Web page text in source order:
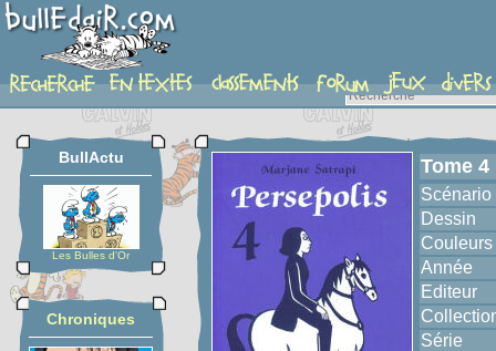
album
BullActu
Les Bulles d'Or
Chroniques
Tome 4
Scénario
Dessin
Couleurs
Année
Editeur
Série